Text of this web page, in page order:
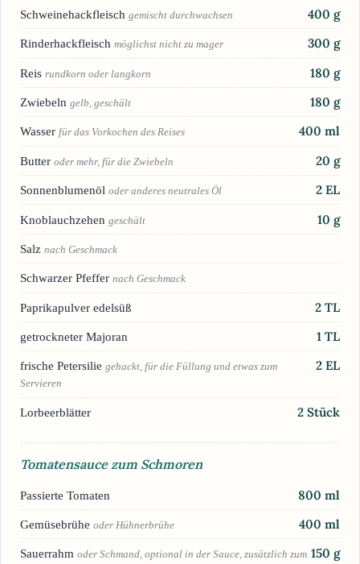
Schweinehackfleisch gemischt durchwachsen 400 g
Rinderhackfleisch möglichst nicht zu mager 300 g
Reis rundkorn oder langkorn 180 g
Zwiebeln gelb, geschält 180 g
Wasser für das Vorkochen des Reises 400 ml
Butter oder mehr, für die Zwiebeln 20 g
Sonnenblumenöl oder anderes neutrales Öl 2 EL
Knoblauchzehen geschält 10 g
Salz nach Geschmack
Schwarzer Pfeffer nach Geschmack
Paprikapulver edelsüß 2 TL
getrockneter Majoran 1 TL
frische Petersilie gehackt, für die Füllung und etwas zum
Servieren
2 EL
Lorbeerblätter 2 Stück
Tomatensauce zum Schmoren
Passierte Tomaten 800 ml
Gemüsebrühe oder Hühnerbrühe 400 ml
Sauerrahm oder Schmand, optional in der Sauce, zusätzlich zum 150 g